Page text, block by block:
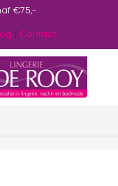
€75,-
| Contact